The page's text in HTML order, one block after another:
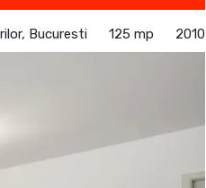
Bucuresti 125 mp 2010